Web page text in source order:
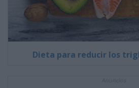
Dieta para reducir los